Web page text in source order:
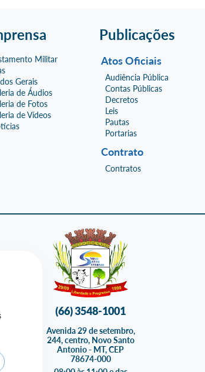
Militar
Gerais
de Áudios
de Fotos
de Vídeos
Publicações
Atos Oficiais
Audiência Pública
Contas Públicas
Decretos
Leis
Pautas
Portarias
Contrato
Contratos
(66) 3548-1001
Avenida 29 de setembro,
244, centro, Novo Santo
Antonio - MT, CEP
78674-000